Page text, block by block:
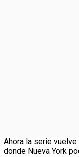
Ahora la serie vuelve
donde Nueva York